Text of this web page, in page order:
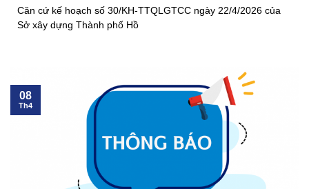
Căn cứ kế hoạch số 30/KH-TTQLGTCC ngày 22/4/2026 của
Sở xây dựng Thành phố Hồ
08
Th4